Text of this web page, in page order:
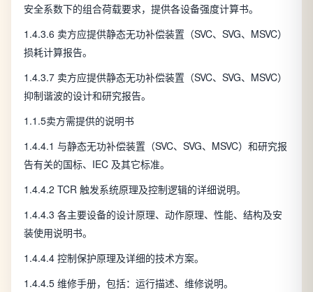
安全系数下的组合荷载要求，提供各设备强度计算书。
1.4.3.6 卖方应提供静态无功补偿装置（SVC、SVG、MSVC）
损耗计算报告。
1.4.3.7 卖方应提供静态无功补偿装置（SVC、SVG、MSVC）
抑制谐波的设计和研究报告。
1.1.5卖方需提供的说明书
1.4.4.1 与静态无功补偿装置（SVC、SVG、MSVC）和研究报
告有关的国标、IEC 及其它标准。
1.4.4.2 TCR 触发系统原理及控制逻辑的详细说明。
1.4.4.3 各主要设备的设计原理、动作原理、性能、结构及安
装使用说明书。
1.4.4.4 控制保护原理及详细的技术方案。
1.4.4.5 维修手册，包括：运行描述、维修说明。